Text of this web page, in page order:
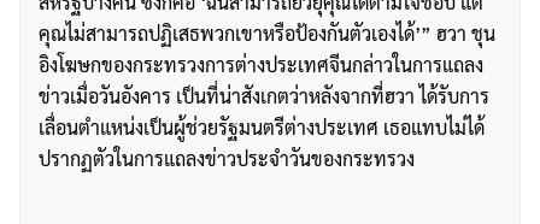
คุณไม่สามารถปฏิเสธพวกเขาหรือป้องกันตัวเองได้’” ฮวา ชุน
อิงโฆษกของกระทรวงการต่างประเทศจีนกล่าวในการแถลง
ข่าวเมื่อวันอังคาร เป็นที่น่าสังเกตว่าหลังจากที่ฮวา ได้รับการ
เลื่อนตำแหน่งเป็นผู้ช่วยรัฐมนตรีต่างประเทศ เธอแทบไม่ได้
ปรากฏตัวในการแถลงข่าวประจำวันของกระทรวง